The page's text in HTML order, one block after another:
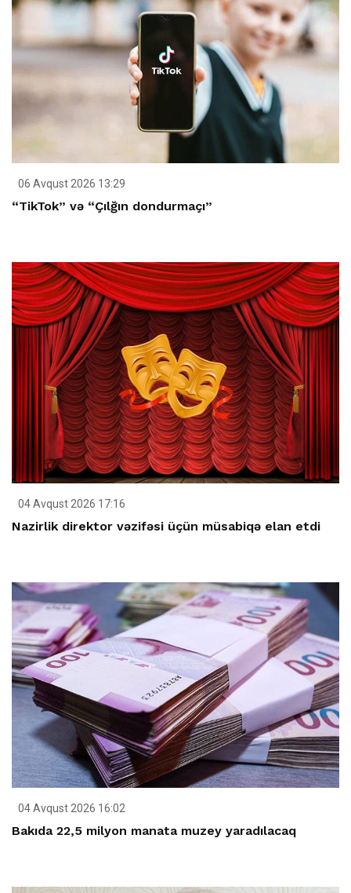
06 Avqust 2026 13:29
“TikTok” və “Çılğın dondurmaçı”
04 Avqust 2026 17:16
Nazirlik direktor vəzifəsi üçün müsabiqə elan etdi
04 Avqust 2026 16:02
Bakıda 22,5 milyon manata muzey yaradılacaq